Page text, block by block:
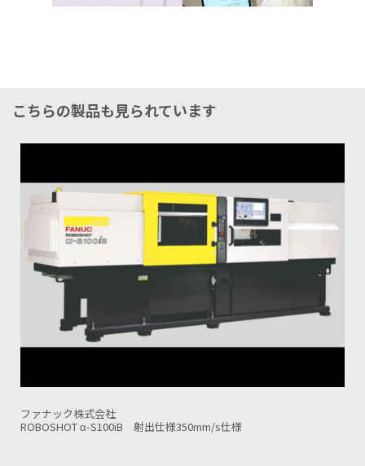
こちらの製品も見られています
ファナック株式会社
ROBOSHOT α-S100iB 射出仕様650mm/s仕様